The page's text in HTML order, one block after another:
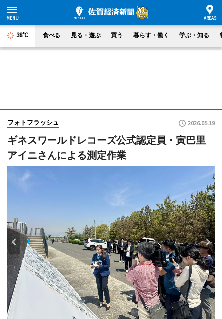
38°C 食べる 見る・遊ぶ 買う 暮らす・働く 学ぶ・知る
フォトフラッシュ 2026.05.19
ギネスワールドレコーズ公式認定員・寅巴里
アイニさんによる測定作業